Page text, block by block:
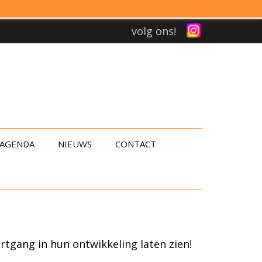
volg ons!
AGENDA NIEUWS CONTACT
in hun ontwikkeling laten zien!